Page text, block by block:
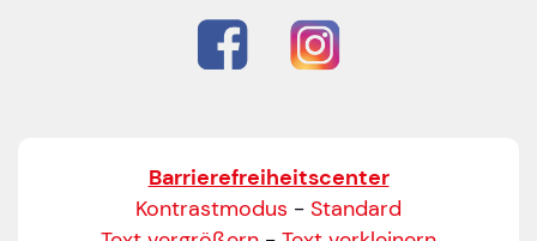
Bitte geben Sie Ihren vollständigen Namen ein.
Bitte geben Sie eine gültige E-Mail-Adresse ein.
Telefon*
Barrierefreiheitscenter
Kontrastmodus - Standard